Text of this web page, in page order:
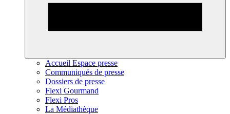
Accueil Espace presse
Communiqués de presse
Dossiers de presse
Flexi Gourmand
Flexi Pros
La Médiathèque